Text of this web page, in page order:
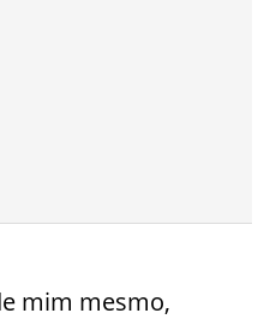
mim mesmo,